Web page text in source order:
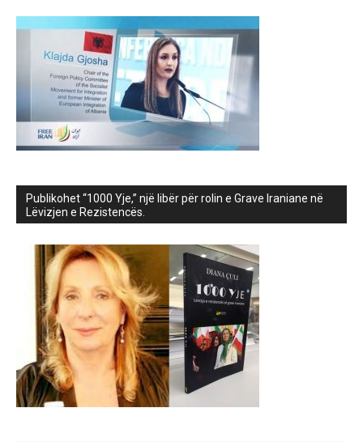
Publikohet “1000 Yje,” një libër për rolin e Grave Iraniane në
Lëvizjen e Rezistencës.